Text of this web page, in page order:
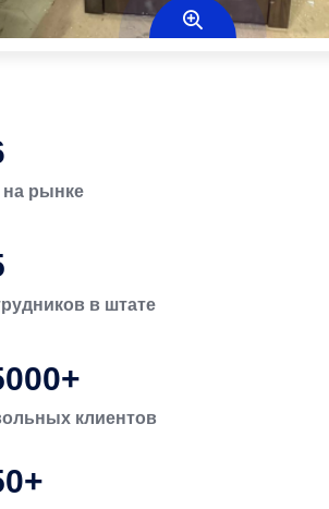
на рынке
в штате
клиентов